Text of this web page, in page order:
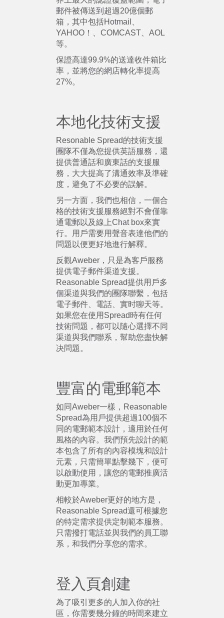
郵件被傳送到超過20億個郵
箱，其中包括Hotmail、
YAHOO！、COMCAST、AOL
等。
保證高達99.9%的送達收件箱比
率，並將您的網店轉化率提高
27%。
本地化技術支援
Resonable Spread的技術支援
團隊不僅為您提供英語服務，還
提供普通話和廣東話的支援服
務，大大提高了溝通效率及準確
度，避免了不必要的誤解。
另一方面，我們也相信，一個合
格的技術支援服務絕對不會僅靠
通電郵以及線上Chat box來實
行。用戶需要用聲音表達他們的
問題以便更好地進行解釋。
反觀Aweber，只是為客戶服務
提供電子郵件渠道支援。
Reasonable Spread提供用戶多
個渠道與我們的團隊聯繫，包括
電子郵件、電話、實时聊天等。
如果您在使用Spread時有任何
技術問題，都可以隨心選擇不同
渠道與我們聯系，幫助您盡快解
决問題。
豐富的電郵範本
如同Aweber一樣，Reasonable
Spread為用戶提供超過100個不
同的電郵範本設計，適用於任何
風格的內容。我們預先設計的範
本包含了所有的內容模塊和設計
元素，只需簡單點擊幾下，便可
以啟動使用，讓您的電郵推廣活
動更加專業。
相較於Aweber更好的地方是，
Reasonable Spread還可根據您
的特定需求提供定制範本服務。
只需撥打電話並與我們的員工聯
系，和我們分享您的需求。
登入頁創建
為了吸引更多的人加入你的社
區，你需要幾分鐘的時間來建立